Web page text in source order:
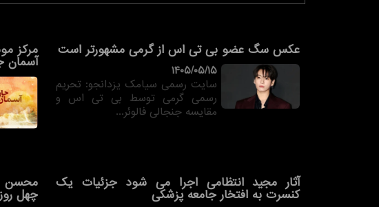
عکس سگ عضو بی تی اس از گرمی مشهورتر است
۱۴۰۵/۰۵/۱۵
سایت رسمی سیامک یزدانجو: تحریم
رسمی گرمی توسط بی تی اس و
مقایسه جنجالی فالوئر...
مرکز
آسمان
آثار مجید انتظامی اجرا می شود جزئیات یک
کنسرت به افتخار جامعه پزشکی
محسن
چهل